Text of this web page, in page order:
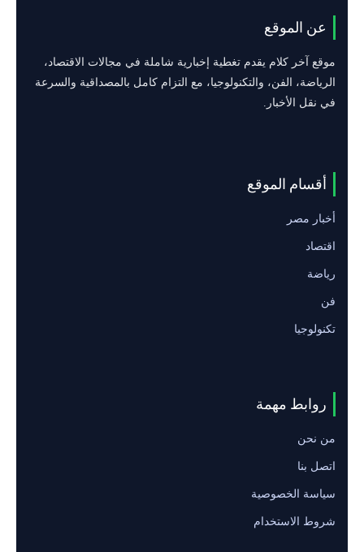
عن الموقع
موقع آخر كلام يقدم تغطية إخبارية شاملة في مجالات الاقتصاد،
الرياضة، الفن، والتكنولوجيا، مع التزام كامل بالمصداقية والسرعة
في نقل الأخبار.
أقسام الموقع
أخبار مصر
اقتصاد
رياضة
فن
تكنولوجيا
روابط مهمة
من نحن
اتصل بنا
سياسة الخصوصية
شروط الاستخدام